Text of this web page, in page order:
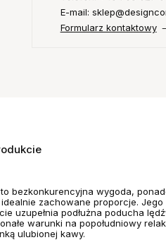
E-mail:
Formularz kontaktowy
bezkonkurencyjna wygoda,
zachowane proporcje. Jego
uzupełnia podłużna poducha
warunki na popołudniowy
ulubionej kawy.